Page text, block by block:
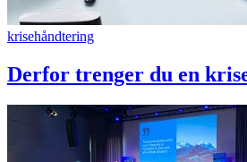
krisehåndtering
Derfor trenger du en